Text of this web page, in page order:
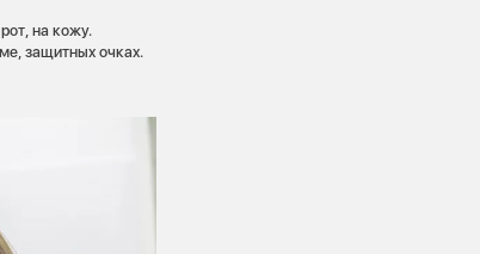
на кожу.
защитных очках.